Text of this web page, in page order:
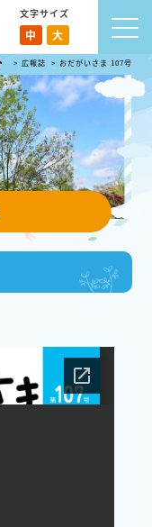
文字サイズ
中 大
> 広報誌 > おだがいさま 107号